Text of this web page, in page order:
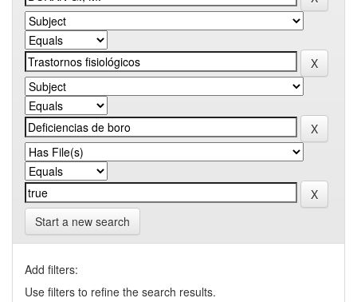
Start a new search
Add filters:
Use filters to refine the search results.